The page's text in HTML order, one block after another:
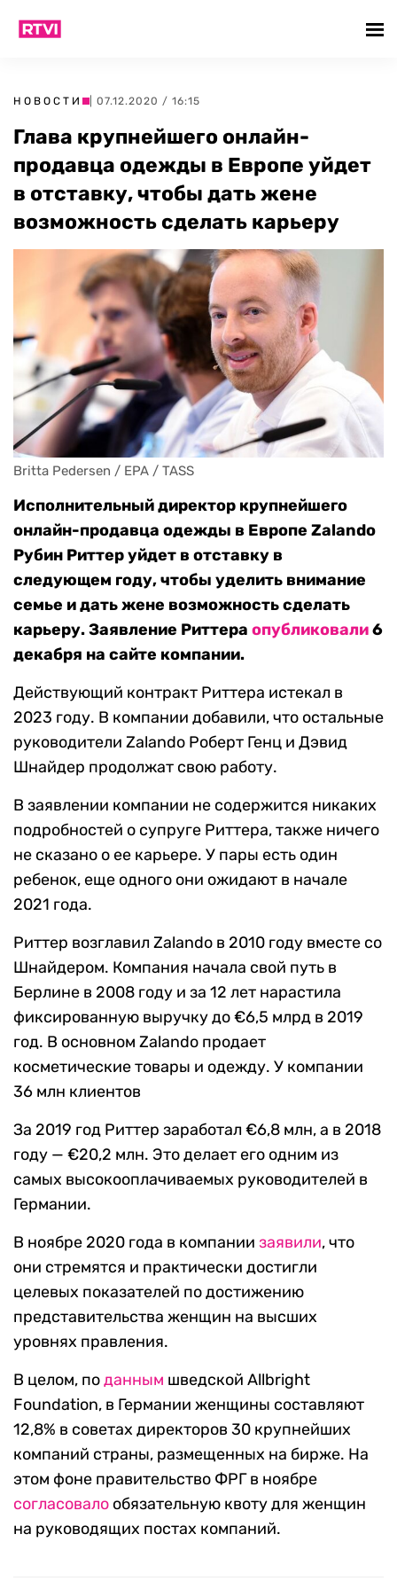
НОВОСТИ | 07.12.2020 / 16:15
Глава крупнейшего онлайн-
продавца одежды в Европе уйдет
в отставку, чтобы дать жене
возможность сделать карьеру
Britta Pedersen / EPA / TASS
Исполнительный директор крупнейшего
онлайн-продавца одежды в Европе Zalando
Рубин Риттер уйдет в отставку в
следующем году, чтобы уделить внимание
семье и дать жене возможность сделать
карьеру. Заявление Риттера опубликовали6
декабря на сайте компании.
Действующий контракт Риттера истекал в
2023 году. В компании добавили, что остальные
руководители Zalando Роберт Генц и Дэвид
Шнайдер продолжат свою работу.
В заявлении компании не содержится никаких
подробностей о супруге Риттера, также ничего
не сказано о ее карьере. У пары есть один
ребенок, еще одного они ожидают в начале
2021 года.
Риттер возглавил Zalando в 2010 году вместе со
Шнайдером. Компания начала свой путь в
Берлине в 2008 году и за 12 лет нарастила
фиксированную выручку до €6,5 млрд в 2019
год. В основном Zalando продает
косметические товары и одежду. У компании
36 млн клиентов
За 2019 год Риттер заработал €6,8 млн, а в 2018
году — €20,2 млн. Это делает его одним из
самых высокооплачиваемых руководителей в
Германии.
В ноябре 2020 года в компании заявили, что
они стремятся и практически достигли
целевых показателей по достижению
представительства женщин на высших
уровнях правления.
В целом, поданным шведской Allbright
Foundation, в Германии женщины составляют
12,8% в советах директоров 30 крупнейших
компаний страны, размещенных на бирже. На
этом фоне правительство ФРГ в ноябре
согласовало обязательную квоту для женщин
на руководящих постах компаний.